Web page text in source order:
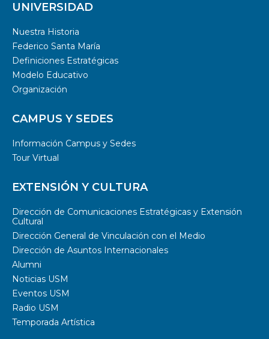
UNIVERSIDAD
Nuestra Historia
Federico Santa María
Definiciones Estratégicas
Modelo Educativo
Organización
CAMPUS Y SEDES
Información Campus y Sedes
Tour Virtual
EXTENSIÓN Y CULTURA
Dirección de Comunicaciones Estratégicas y Extensión
Cultural
Dirección General de Vinculación con el Medio
Dirección de Asuntos Internacionales
Alumni
Noticias USM
Eventos USM
Radio USM
Temporada Artística